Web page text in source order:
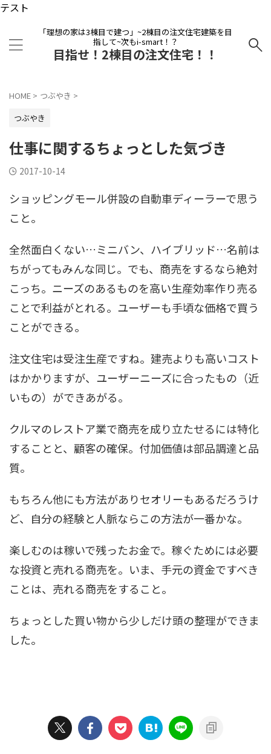
テスト
「理想の家は3棟目で建つ」~2棟目の注文住宅建築を目
指して~次もi-smart！？
目指せ！2棟目の注文住宅！！
HOME > つぶやき >
つぶやき
仕事に関するちょっとした気づき
2017-10-14
ショッピングモール併設の自動車ディーラーで思う
こと。
全然面白くない…ミニバン、ハイブリッド…名前は
ちがってもみんな同じ。でも、商売をするなら絶対
こっち。ニーズのあるものを高い生産効率作り売る
ことで利益がとれる。ユーザーも手頃な価格で買う
ことができる。
注文住宅は受注生産ですね。建売よりも高いコスト
はかかりますが、ユーザーニーズに合ったもの（近
いもの）ができあがる。
クルマのレストア業で商売を成り立たせるには特化
することと、顧客の確保。付加価値は部品調達と品
質。
もちろん他にも方法がありセオリーもあるだろうけ
ど、自分の経験と人脈ならこの方法が一番かな。
楽しむのは稼いで残ったお金で。稼ぐためには必要
な投資と売れる商売を。いま、手元の資金ですべき
ことは、売れる商売をすること。
ちょっとした買い物から少しだけ頭の整理ができま
した。